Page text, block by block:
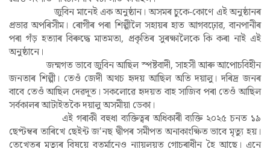
জুবিন মানেই এক অনুষ্ঠান। অসমৰ চুকে-কোণে এই অনুষ্ঠানৰ
প্ৰভাৱ অপৰিসীম। ৰোগীৰ পৰা শিল্পীলৈ সহায়ৰ হাত আগবঢ়োৱ, বানপানীৰ
পৰা গঁড় হত্যাৰ বিৰুদ্ধে মাতমতা, প্ৰকৃতিৰ সুৰক্ষালৈকে কি কৰা নাই এই
অনুষ্ঠানে।
জন্মগত ভাবে জুবিন আছিল স্পষ্টবাদী, সাহসী আৰু আপোচবিহীন
জনতাৰ শিল্পী। তেওঁ জেদী অথচ হৃদয় আছিল অতি দয়ালু। দৰিদ্ৰ জনৰ
বাবে তেওঁ আছিল দেৱদূত। সকলোৱে হৃদয়ত বাহ সাজিব পৰা তেওঁ আছিল
সৰ্বকালৰ আটাইতকৈ দয়ালু অসমীয়া ডেকা।
এই গৰাকী বহুধা ব্যক্তিত্বৰ অধিকাৰী ব্যক্তি ২০২৫ চনত ১৯
ছেপ্টম্বৰ তাৰিখে ছেইন্ট জ'নছ দ্বীপৰ সমীপত অনাকাংক্ষিত ভাবে মৃত্যু হয়।
তেখেতৰ মৃত্যুৰ বিষয়ে বতৰ্মানেও ন্যায়লয়ত গোচৰাধীন হৈ আছে। এনে